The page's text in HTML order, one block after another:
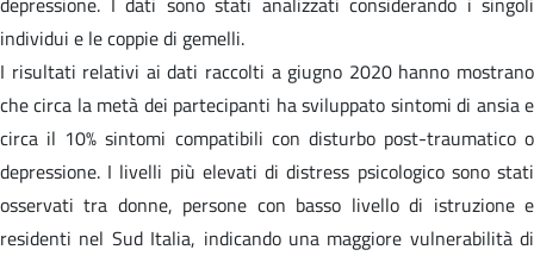
individui e le coppie di gemelli.
I risultati relativi ai dati raccolti a giugno 2020 hanno mostrano
che circa la metà dei partecipanti ha sviluppato sintomi di ansia e
circa il 10% sintomi compatibili con disturbo post-traumatico o
depressione. I livelli più elevati di distress psicologico sono stati
osservati tra donne, persone con basso livello di istruzione e
residenti nel Sud Italia, indicando una maggiore vulnerabilità di